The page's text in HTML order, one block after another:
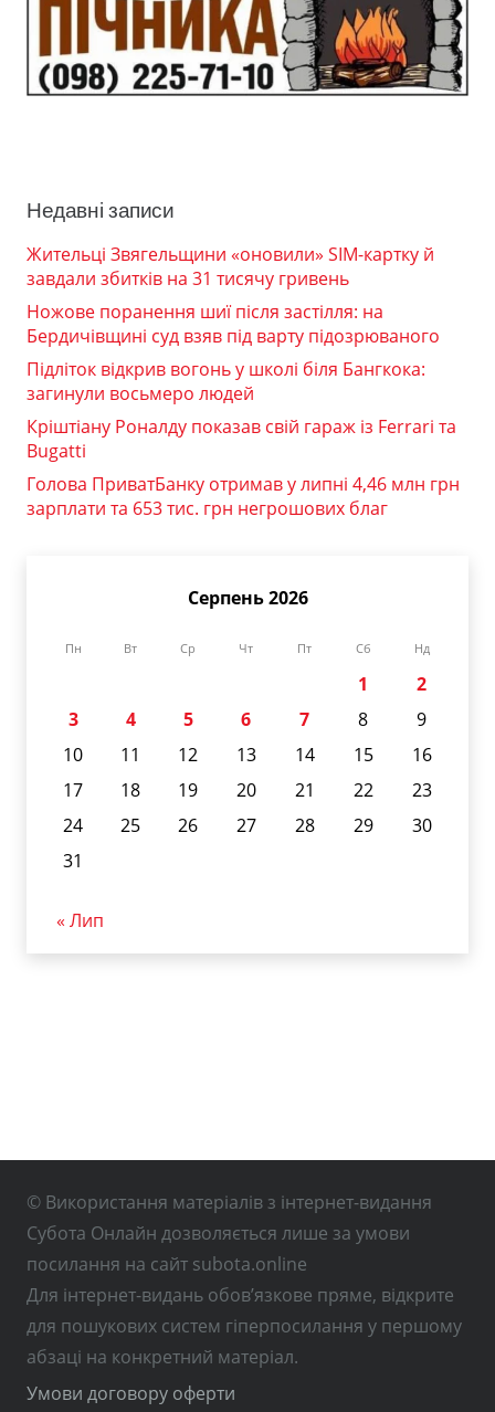
Недавні записи
Жительці Звягельщини «оновили» SIM-картку й
завдали збитків на 31 тисячу гривень
Ножове поранення шиї після застілля: на
Бердичівщині суд взяв під варту підозрюваного
Підліток відкрив вогонь у школі біля Бангкока:
загинули восьмеро людей
Кріштіану Роналду показав свій гараж із Ferrari та
Bugatti
Голова ПриватБанку отримав у липні 4,46 млн грн
зарплати та 653 тис. грн негрошових благ
Серпень 2026
Пн Вт Ср Чт Пт Сб Нд
1
2
3
4 5 6 7 8
9
10
11 12 13 14 15
16
17
18 19 20 21 22
23
24
25 26 27 28 29
30
31
« Лип
© Використання матеріалів з інтернет-видання
Субота Онлайн дозволяється лише за умови
посилання на сайт subota.online
Для інтернет-видань обов’язкове пряме, відкрите
для пошукових систем гіперпосилання у першому
абзаці на конкретний матеріал.
Умови договору оферти